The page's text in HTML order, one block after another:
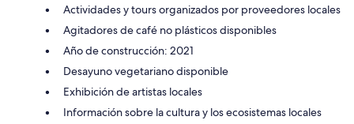
Actividades y tours organizados por proveedores locales
Agitadores de café no plásticos disponibles
Año de construcción: 2021
Desayuno vegetariano disponible
Exhibición de artistas locales
Información sobre la cultura y los ecosistemas locales